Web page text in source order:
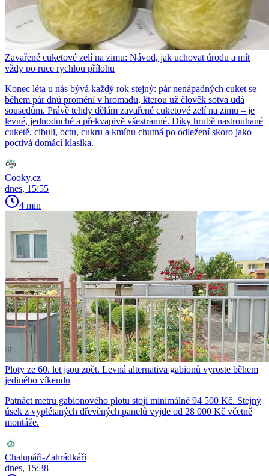
Zavařené cuketové zelí na zimu: Návod, jak uchovat úrodu a mít
vždy po ruce rychlou přílohu
Konec léta u nás bývá každý rok stejný: pár nenápadných cuket se
během pár dnů promění v hromadu, kterou už člověk sotva udá
sousedům. Právě tehdy dělám zavařené cuketové zelí na zimu – je
levné, jednoduché a překvapivě všestranné. Díky hrubě nastrouhané
cuketě, cibuli, octu, cukru a kmínu chutná po odležení skoro jako
poctivá domácí klasika.
Cooky.cz
dnes, 15:55
4 min
Ploty ze 60. let jsou zpět. Levná alternativa gabionů vyroste během
jediného víkendu
Patnáct metrů gabionového plotu stojí minimálně 94 500 Kč. Stejný
úsek z vyplétaných dřevěných panelů vyjde od 28 000 Kč včetně
montáže.
Chalupáři-Zahrádkáři
dnes, 15:38